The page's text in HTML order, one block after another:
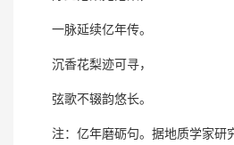
一脉延续亿年传。
沉香花梨迹可寻，
弦歌不辍韵悠长。
注：亿年磨砺句。据地质学家研